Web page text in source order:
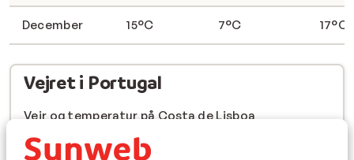
December 15°C 7°C 17°C
Vejret i Portugal
Vejr og temperatur på Costa de Lisboa
Vejr og temperatur på Madeira